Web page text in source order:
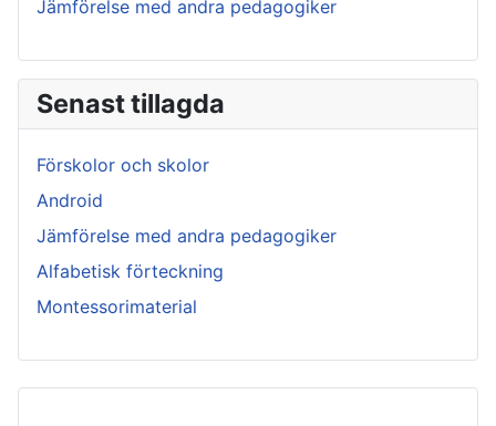
Jämförelse med andra pedagogiker
Senast tillagda
Förskolor och skolor
Android
Jämförelse med andra pedagogiker
Alfabetisk förteckning
Montessorimaterial